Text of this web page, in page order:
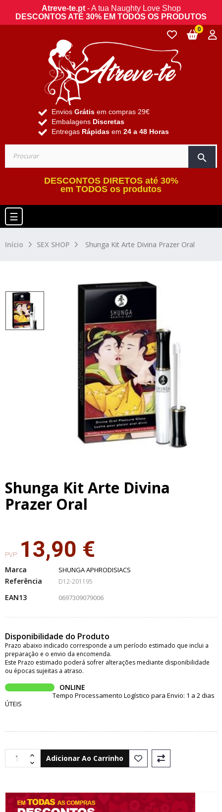
Atreve-te.pt- A tua Naughty Love Shop
DESCONTOS ATÉ 30% EM TODOS OS PRODUTOS
Envios Grátis em compras 29€
Embalagens Discretas
Entregas Rápidas em 24 a 48 Horas
search
0
DESCONTOS DIRETOS até 30%
em TODOS os produtos
Toggle navigation
☰
Início SEX SHOP Shunga Kit Arte Divina Prazer Oral
Shunga Kit Arte Divina
Prazer Oral
PVP: 13,90 €
Marca SHUNGA APHRODISIACS
Referência D12-201195
EAN13 0697309079006
Disponibilidade do Produto
Prazo abaixo indicado corresponde a um período estimado que inclui a
preparação e o envio da encomenda.
Este Prazo estimado poderá sofrer alterações mediante disponibilidade
ou épocas sujeitas a atraso.
ONLINE
Tempo Processamento Logístico para Envio: 1 a 2 dias
ÚTEIS
Adicionar Ao Carrinho